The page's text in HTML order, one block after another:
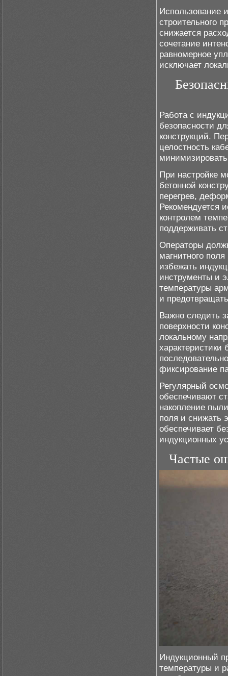
Использование
строительного
снижается
сочетание
равномерное
исключает
Работа с
безопасности
конструкций.
целостность
минимизировать
При настройке
бетонной
перегрев,
Рекомендуется
контролем
поддерживать
Операторы
магнитного
избежать
инструменты и
температуры
и
Важно следить
поверхности
локальному
фиксирование
Регулярный
обеспечивают
накопление
поля и снижать
обеспечивает
индукционных
Частые
Индукционный
температуры и